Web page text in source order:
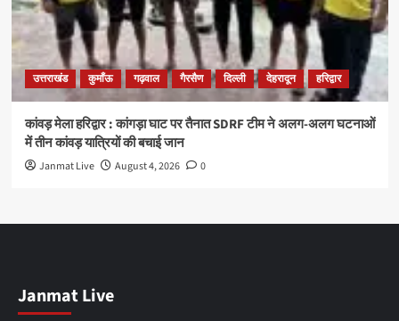
उत्तराखंड कुमाँऊ गढ़वाल गैरसैण दिल्ली देहरादून हरिद्वार
कांवड़ मेला हरिद्वार : कांगड़ा घाट पर तैनात SDRF टीम ने अलग-अलग घटनाओं
में तीन कांवड़ यात्रियों की बचाई जान
Janmat Live August 4, 2026 0
Janmat Live